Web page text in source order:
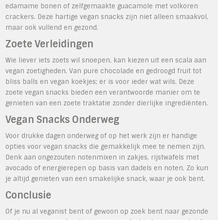
edamame bonen of zelfgemaakte guacamole met volkoren
crackers. Deze hartige vegan snacks zijn niet alleen smaakvol,
maar ook vullend en gezond.
Zoete Verleidingen
Wie liever iets zoets wil snoepen, kan kiezen uit een scala aan
vegan zoetigheden. Van pure chocolade en gedroogd fruit tot
bliss balls en vegan koekjes; er is voor ieder wat wils. Deze
zoete vegan snacks bieden een verantwoorde manier om te
genieten van een zoete traktatie zonder dierlijke ingrediënten.
Vegan Snacks Onderweg
Voor drukke dagen onderweg of op het werk zijn er handige
opties voor vegan snacks die gemakkelijk mee te nemen zijn.
Denk aan ongezouten notenmixen in zakjes, rijstwafels met
avocado of energierepen op basis van dadels en noten. Zo kun
je altijd genieten van een smakelijke snack, waar je ook bent.
Conclusie
Of je nu al veganist bent of gewoon op zoek bent naar gezonde